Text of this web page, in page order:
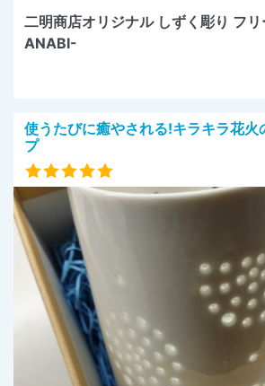
二明商店オリジナル しずく彫り フ
ANABI-
使うたびに癒やされる!キラキラ花火
プ